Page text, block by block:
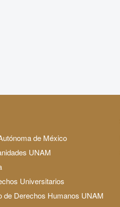
de México
UNAM
Universitarios
de Derechos Humanos UNAM